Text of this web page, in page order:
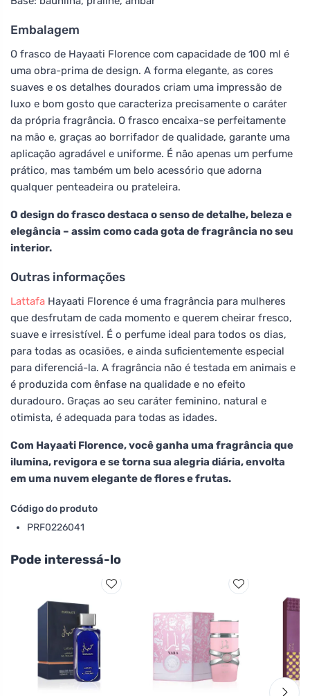
Embalagem
O frasco de Hayaati Florence com capacidade de 100 ml é
uma obra-prima de design. A forma elegante, as cores
suaves e os detalhes dourados criam uma impressão de
luxo e bom gosto que caracteriza precisamente o caráter
da própria fragrância. O frasco encaixa-se perfeitamente
na mão e, graças ao borrifador de qualidade, garante uma
aplicação agradável e uniforme. É não apenas um perfume
prático, mas também um belo acessório que adorna
qualquer penteadeira ou prateleira.
O design do frasco destaca o senso de detalhe, beleza e
elegância – assim como cada gota de fragrância no seu
interior.
Outras informações
Lattafa Hayaati Florence é uma fragrância para mulheres
que desfrutam de cada momento e querem cheirar fresco,
suave e irresistível. É o perfume ideal para todos os dias,
para todas as ocasiões, e ainda suficientemente especial
para diferenciá-la. A fragrância não é testada em animais e
é produzida com ênfase na qualidade e no efeito
duradouro. Graças ao seu caráter feminino, natural e
otimista, é adequada para todas as idades.
Com Hayaati Florence, você ganha uma fragrância que
ilumina, revigora e se torna sua alegria diária, envolta
em uma nuvem elegante de flores e frutas.
Código do produto
PRF0226041
Pode interessá-lo